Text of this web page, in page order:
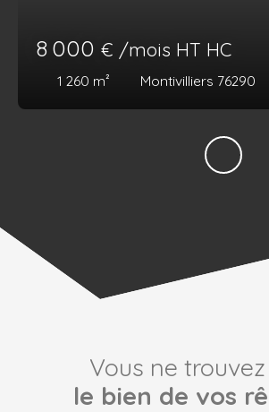
8 000 € /mois HT HC
1 260 m² Montivilliers 76290
Vous ne
le bien de vos